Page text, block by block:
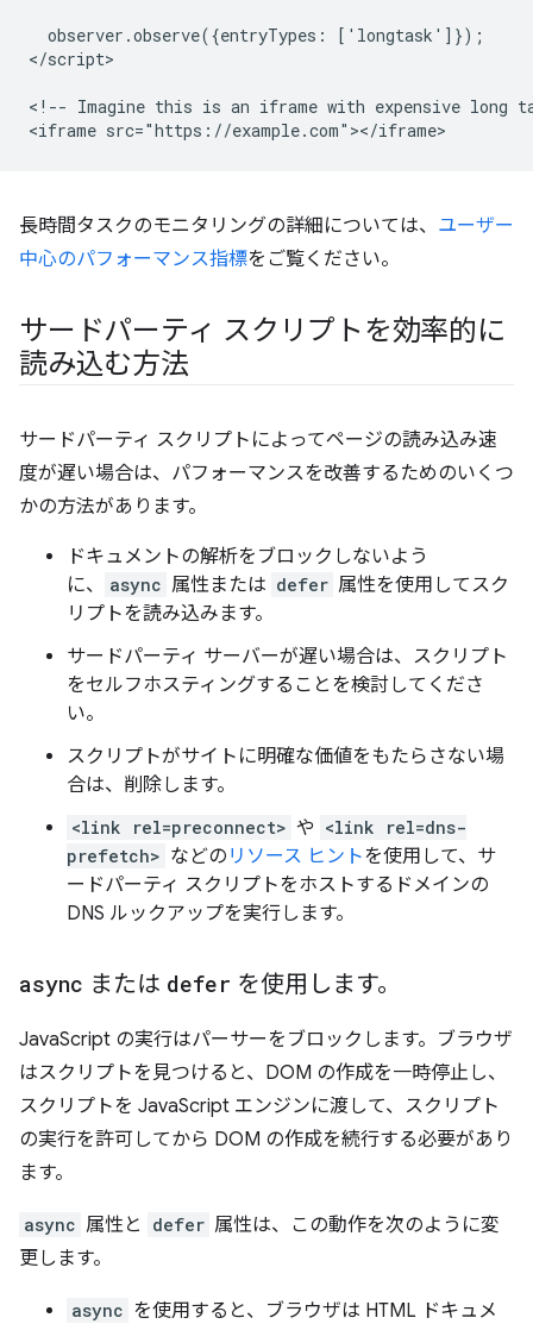
  observer.observe({entryTypes: ['longtask']});
</script>
<!-- Imagine this is an iframe with expensive long
長時間タスクのモニタリングの詳細については、 ユーザー
中心のパフォーマンス指標をご覧ください。
サードパーティ スクリプトを効率的に
読み込む方法
サードパーティ スクリプトによってページの読み込み速
度が遅い場合は、パフォーマンスを改善するためのいくつ
かの方法があります。
ドキュメントの解析をブロックしないよう
に、
async 属性または defer 属性を使用してスク
リプトを読み込みます。
サードパーティ サーバーが遅い場合は、スクリプト
をセルフホスティングすることを検討してくださ
い。
スクリプトがサイトに明確な価値をもたらさない場
合は、削除します。
<link rel=preconnect> や <link rel=dns-
prefetch> などの リソース ヒントを使用して、サ
ードパーティ スクリプトをホストするドメインの
DNS ルックアップを実行します。
async または defer を使用します。
JavaScript の実行はパーサーをブロックします。ブラウザ
はスクリプトを見つけると、DOM の作成を一時停止し、
スクリプトを JavaScript エンジンに渡して、スクリプト
の実行を許可してから DOM の作成を続行する必要があり
ます。
async 属性と defer 属性は、この動作を次のように変
更します。
async を使用すると、ブラウザは HTML ドキュメ